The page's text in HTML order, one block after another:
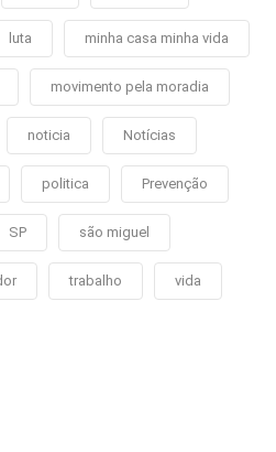
luta minha casa minha vida
movimento pela moradia
noticia Notícias
politica Prevenção
SP são miguel
trabalho vida